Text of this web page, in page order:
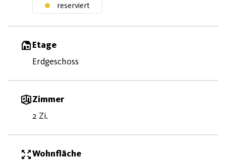
reserviert
Etage
Erdgeschoss
Zimmer
2 Zi.
Wohnfläche